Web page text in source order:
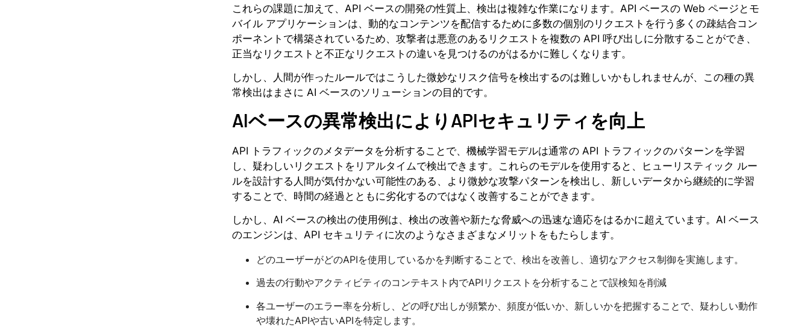
これらの課題に加えて、API ベースの開発の性質上、検出は複雑な作業になります。API ベースの Web ページとモ
バイル アプリケーションは、動的なコンテンツを配信するために多数の個別のリクエストを行う多くの疎結合コン
ポーネントで構築されているため、攻撃者は悪意のあるリクエストを複数の API 呼び出しに分散することができ、
正当なリクエストと不正なリクエストの違いを見つけるのがはるかに難しくなります。
しかし、人間が作ったルールではこうした微妙なリスク信号を検出するのは難しいかもしれませんが、この種の異
常検出はまさに AI ベースのソリューションの目的です。
AIベースの異常検出によりAPIセキュリティを向上
API トラフィックのメタデータを分析することで、機械学習モデルは通常の API トラフィックのパターンを学習
し、疑わしいリクエストをリアルタイムで検出できます。これらのモデルを使用すると、ヒューリスティック ルー
ルを設計する人間が気付かない可能性のある、より微妙な攻撃パターンを検出し、新しいデータから継続的に学習
することで、時間の経過とともに劣化するのではなく改善することができます。
しかし、AI ベースの検出の使用例は、検出の改善や新たな脅威への迅速な適応をはるかに超えています。AI ベース
のエンジンは、API セキュリティに次のようなさまざまなメリットをもたらします。
どのユーザーがどのAPIを使用しているかを判断することで、検出を改善し、適切なアクセス制御を実施します。
過去の行動やアクティビティのコンテキスト内でAPIリクエストを分析することで誤検知を削減
各ユーザーのエラー率を分析し、どの呼び出しが頻繁か、頻度が低いか、新しいかを把握することで、疑わしい動作
や壊れたAPIや古いAPIを特定します。